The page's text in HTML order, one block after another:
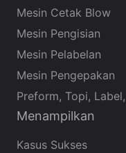
Mesin Cetak Blow
Mesin Pengisian
Mesin Pelabelan
Mesin Pengepakan
Preform, Topi,
Menampilkan
Kasus Sukses